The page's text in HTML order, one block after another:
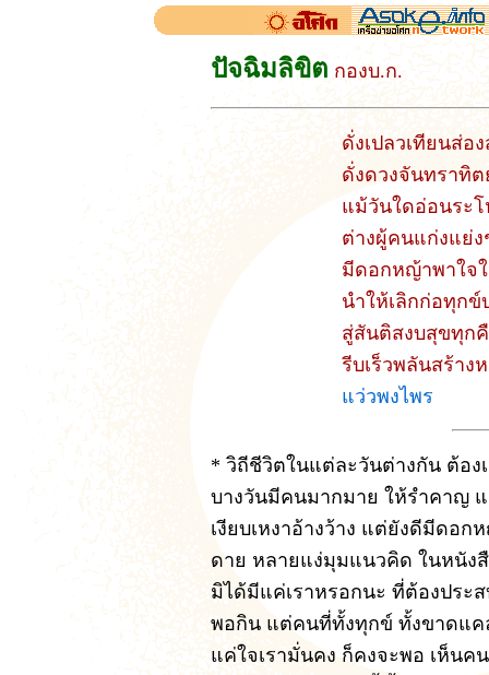
ปัจฉิมลิขิต กองบ.ก.
ดั่งเปลวเทียนส่อ
ดั่งดวงจันทราทิ
แม้วันใดอ่อนระโ
ต่างผู้คนแก่งแย่ง
มีดอกหญ้าพาใจ
นำให้เลิกก่อทุก
สู่สันติสงบสุขทุก
รีบเร็วพลันสร้าง
แว่วพงไพร
* วิถีชีวิตในแต่ละวันต่างกัน ต้อง
บางวันมีคนมากมาย ให้รำคาญ
เงียบเหงาอ้างว้าง แต่ยังดีมีดอ
ดาย หลายแง่มุมแนวคิด ในหนัง
มิได้มีแค่เราหรอกนะ ที่ต้องประ
พอกิน แต่คนที่ทั้งทุกข์ ทั้งขาดแค
แค่ใจเรามั่นคง ก็คงจะพอ เห็น